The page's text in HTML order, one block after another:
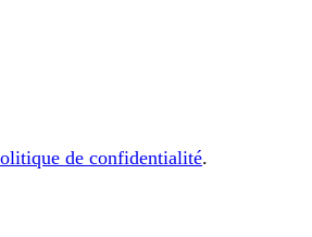
de confidentialité.